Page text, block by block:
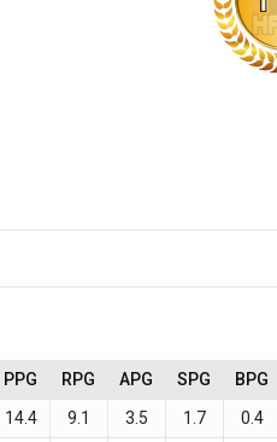
PPG RPG APG SPG BPG
14.4 9.1 3.5 1.7 0.4